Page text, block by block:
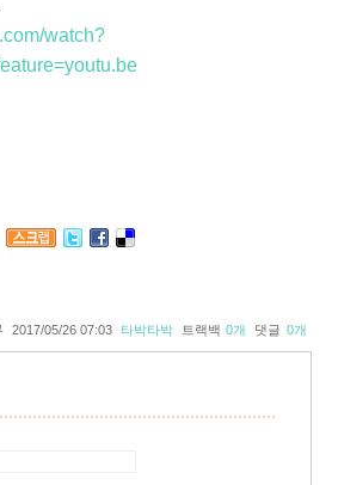
watch?
2017/05/26 07:03 타박타박 트랙백 0개 댓글 0개